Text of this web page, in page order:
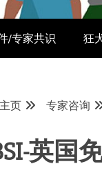
/专家共识 狂
主页 专家咨询
英国